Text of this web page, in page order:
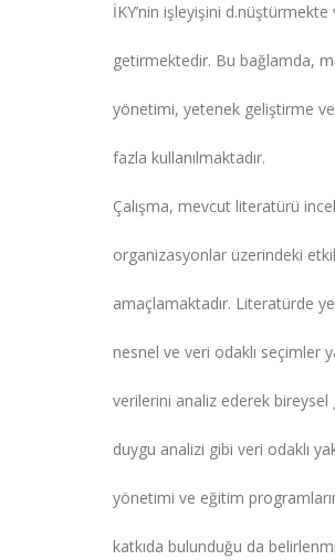
İKY’nin işleyişini
getirmektedir. Bu bağlamda,
yönetimi, yetenek geliştirme ve
fazla kullanılmaktadır.
Çalışma, mevcut literatürü
organizasyonlar üzerindeki
amaçlamaktadır. Literatürde
nesnel ve veri odaklı seçimler
verilerini analiz ederek bireysel
duygu analizi gibi veri odaklı
yönetimi ve eğitim
katkıda bulunduğu da